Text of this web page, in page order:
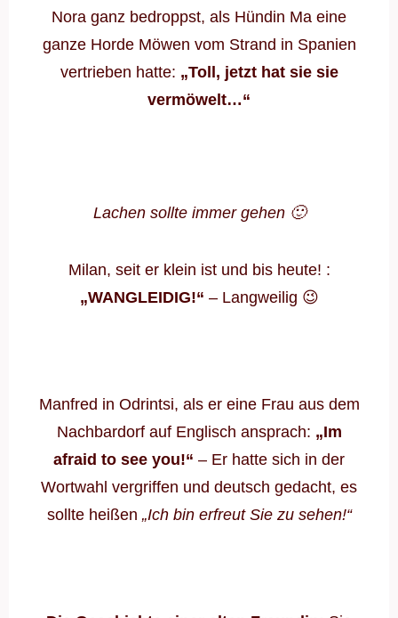
Nora ganz bedroppst, als Hündin Ma eine
ganze Horde Möwen vom Strand in Spanien
vertrieben hatte: „Toll, jetzt hat sie sie
vermöwelt…“
Lachen sollte immer gehen 🙂
Milan, seit er klein ist und bis heute! :
„WANGLEIDIG!“ – Langweilig 😉
Manfred in Odrintsi, als er eine Frau aus dem
Nachbardorf auf Englisch ansprach: „Im
afraid to see you!“ – Er hatte sich in der
Wortwahl vergriffen und deutsch gedacht, es
sollte heißen „Ich bin erfreut Sie zu sehen!“